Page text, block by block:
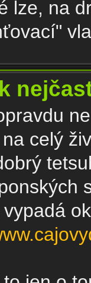
lze, na
celý
ok